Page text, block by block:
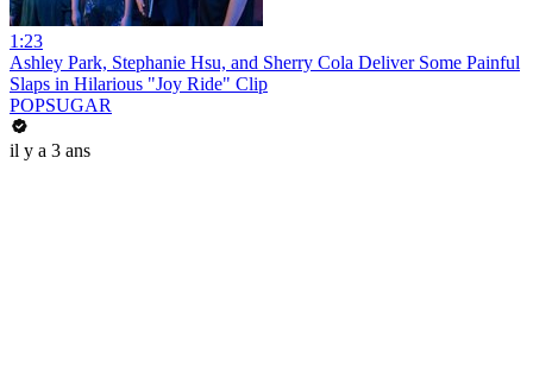
1:23
Ashley Park, Stephanie Hsu, and Sherry Cola Deliver Some Painful
Slaps in Hilarious "Joy Ride" Clip
POPSUGAR
il y a 3 ans